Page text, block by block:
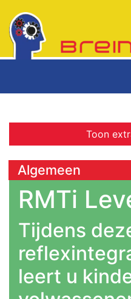
Toon
Algemeen
RMTi
Tijdens
leert u